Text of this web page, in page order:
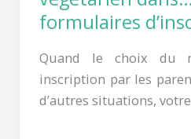
formulaires
Quand le choix du
inscription par les
d’autres situations,